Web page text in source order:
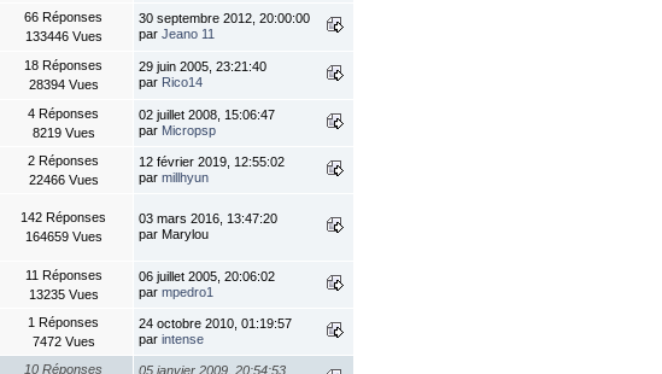
66 Réponses
133446 Vues
30 septembre 2012, 20:00:00
parJeano 11
18 Réponses
28394 Vues
29 juin 2005, 23:21:40
par Rico14
4 Réponses
8219 Vues
02 juillet 2008, 15:06:47
par Micropsp
2 Réponses
22466 Vues
12 février 2019, 12:55:02
parmillhyun
142 Réponses
164659 Vues
03 mars 2016, 13:47:20
par Marylou
11 Réponses
13235 Vues
06 juillet 2005, 20:06:02
parmpedro1
1 Réponses
7472 Vues
24 octobre 2010, 01:19:57
parintense
10 Réponses
05 janvier 2009, 20:54:53